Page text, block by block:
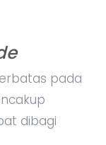
pada
dibagi